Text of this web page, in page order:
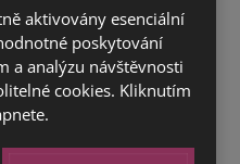
aktivovány esenciální
poskytování
a analýzu návštěvnosti
cookies. Kliknutím